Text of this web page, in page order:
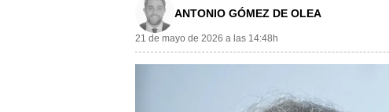
ANTONIO GÓMEZ DE OLEA
21 de mayo de 2026 a las 14:48h